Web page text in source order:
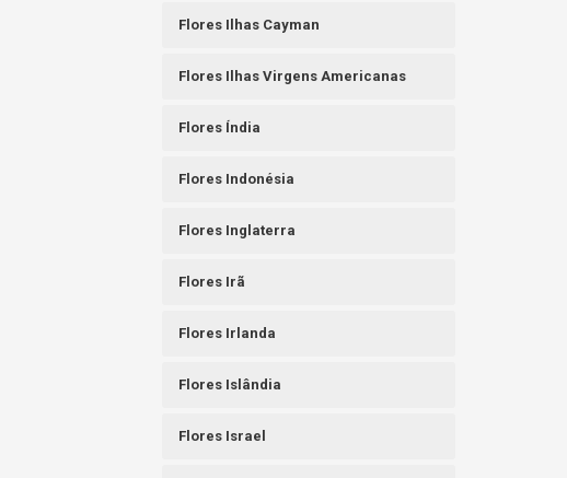
Flores Ilhas Cayman
Flores Ilhas Virgens Americanas
Flores Índia
Flores Indonésia
Flores Inglaterra
Flores Irã
Flores Irlanda
Flores Islândia
Flores Israel